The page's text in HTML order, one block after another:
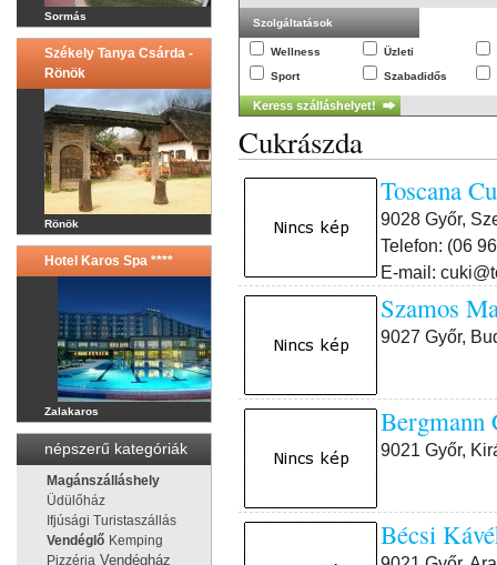
Sormás
Székely Tanya Csárda -
Rönök
Rönök
Hotel Karos Spa ****
Zalakaros
népszerű kategóriák
Magánszálláshely
Üdülőház
Ifjúsági Turistaszállás
Vendéglő Kemping
Pizzéria Vendégház
Szolgáltatások
Wellness
Üzleti
Sport
Szabadidős
Cukrászda
Toscana
9028 Győr,
Telefon: (06
E-mail:
Szamos
9027 Győr,
9021 Győr,
Bécsi